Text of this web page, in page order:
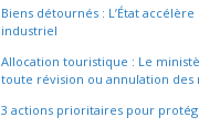
Biens détournés : L’État
industriel
Allocation touristique : Le
toute révision ou annulation des
3 actions prioritaires pour